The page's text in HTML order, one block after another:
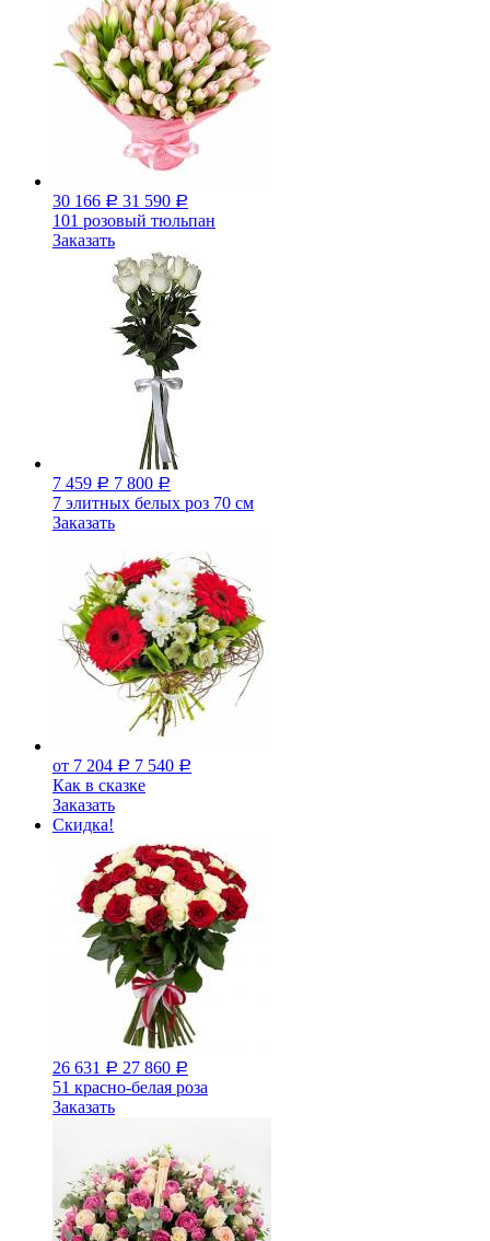
30 166 Р 31 590 Р
101 розовый тюльпан
Заказать
7 459 Р 7 800 Р
7 элитных белых роз 70 см
Заказать
от 7 204 Р 7 540 Р
Как в сказке
Заказать
Скидка!
26 631 Р 27 860 Р
51 красно-белая роза
Заказать